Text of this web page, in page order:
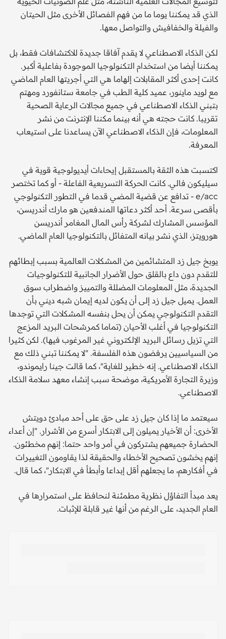
الذي قد يمكننا يوما ما من فهم الفصائل الأخرى مثل الحيتان
والفيلة والخفافيش والتواصل معها.
لكن الذكاء الاصطناعي لا يقدم آفاقا جديدة للاكتشافات فقط، بل
يمكننا أيضا من استخدام التكنولوجيا الموجودة بفاعلية أكبر.
كانت إحدى أكثر المقابلات إلهاما هي التي أجريتها العام الماضي
مع لويد ماينور، عميد كلية الطب في جامعة ستانفورد ومهتم
بتبني الذكاء الاصطناعي في جميع مجالات الرعاية الصحية
تقريبا. كانت حجته هي أنه بينما مكننا الإنترنت من نشر
المعلومات، فإن الذكاء الاصطناعي الآن يساعدنا على استيعاب
المعرفة.
اكتسبت هذه الثقة بالمستقبل إيحاءات أيديولوجية قوية في
سيليكون فالي. كانت الحركة التسريعية الفاعلة - أو كما تختصر
e/acc - تدافع عن قضية المضي قدما في التطور التكنولوجي
بأقصى سرعة. أحد أكثر دعاتها المندفعين هو مارك أندريسن،
المؤسس المشارك لشركة رأس المال المغامر أندريسن
هورويتز، الذي نشر بيانه المتفائل بالتكنولوجيا العام الماضي.
يوبخ جيل زد المتشائمين من المشكلات العالمية بسبب إبطائهم
للتقدم دون داع بالقلق حول الأضرار الجانبية للتكنولوجيات
الجديدة، مثل المعلومات المضللة والتمييز واضطراب سوق
العمل. يميل جيل زد إلى أن يكون لديه إيمان شبه ديني بأن
التقدم التكنولوجي يمكن أن يحل بنفسه المشكلات التي توجدها
التكنولوجيا في أغلب الأحيان (تماما كمرشحات البريد المزعج
التي تزيل رسائل البريد الإلكتروني غير المرغوب فيها). لكن كثيرا
من السياسيين يرفضون هذه الفلسفة. "لا يمكننا تبني ذلك مع
الذكاء الاصطناعي. إنه خطير للغاية"، كما قالت جينا رايموندو،
وزيرة التجارة الأمريكية، موضحة سبب إنشاء معهد سلامة الذكاء
الاصطناعي.
سيعتمد ما إذا كان جيل زد على حق على أحد مبادئ دويتش
الأخرى: أن الأخيار يميلون إلى الابتكار أسرع من الأشرار. "إن أعداء
الحضارة جميعهم يشتركون في أمر واحد حتما: إنهم مخطئون.
إنهم يخشون تصحيح الأخطاء والحقيقة لذا يقاومون التغييرات
في أفكارهم، ما يجعلهم أقل إبداعا وأبطأ في الابتكار"، كما قال.
يعد مبدأ التفاؤل نظرية مطمئنة لنحافظ على استمرارها في
العام الجديد، على الرغم من أنها غير قابلة للإثبات.